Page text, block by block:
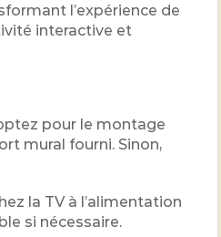
l’expérience de
interactive et
pour le montage
mural fourni. Sinon,
la TV à l’alimentation
si nécessaire.